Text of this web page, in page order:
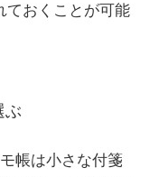
ておくことが可能
ぶ
帳は小さな付箋